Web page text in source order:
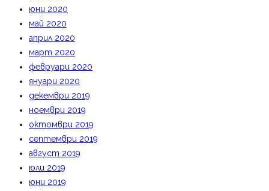
юни 2020
май 2020
април 2020
март 2020
февруари 2020
януари 2020
декември 2019
ноември 2019
октомври 2019
септември 2019
август 2019
юли 2019
юни 2019